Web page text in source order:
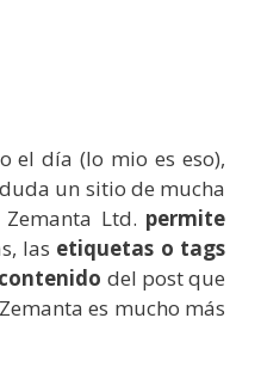
el día (lo mio es eso),
un sitio de mucha
Ltd. permite
las etiquetas o tags
del post que
es mucho más